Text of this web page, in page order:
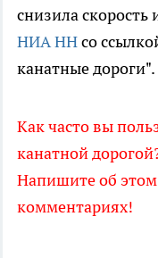
снизила скорость
НИА ННсо
канатные дороги".
Как часто вы
канатной
Напишите об
комментариях!